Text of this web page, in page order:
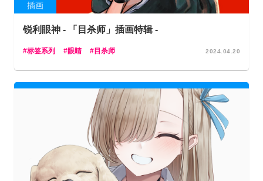
插画
锐利眼神 - 「目杀师」插画特辑 -
标签系列 眼睛 目杀师 2024.04.20